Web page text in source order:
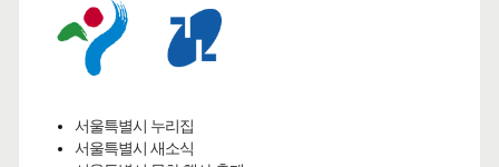
서울특별시 누리집
서울특별시 새소식